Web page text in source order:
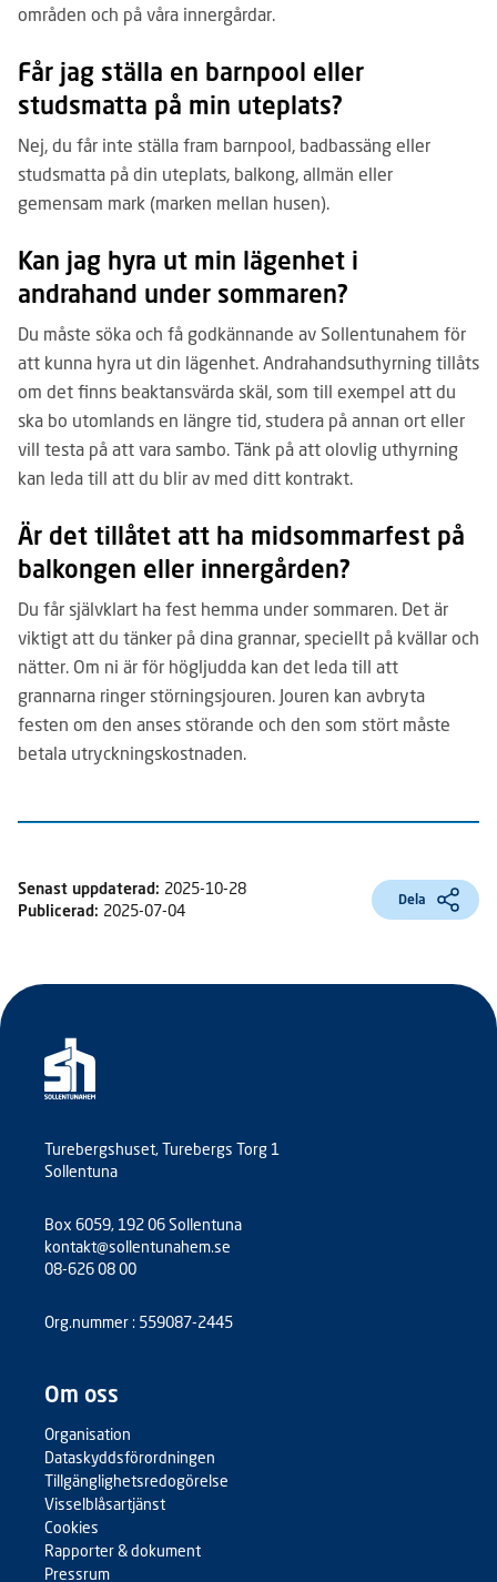
områden och på våra innergårdar.
Får jag ställa en barnpool eller
studsmatta på min uteplats?
Nej, du får inte ställa fram barnpool, badbassäng eller
studsmatta på din ute­plats, balkong, allmän eller
gemensam mark (marken mellan husen).
Kan jag hyra ut min lägenhet i
andrahand under sommaren?
Du måste söka och få godkännande av Sollentunahem för
att kunna hyra ut din lägenhet. Andrahandsuthyrning tillåts
om det finns beaktansvärda skäl, som till exempel att du
ska bo utomlands en längre tid, studera på annan ort eller
vill testa på att vara sambo. Tänk på att olovlig uthyrning
kan leda till att du blir av med ditt kontrakt.
Är det tillåtet att ha midsommar­fest på
balkongen eller innergården?
Du får självklart ha fest hemma under sommaren. Det är
viktigt att du tänker på dina grannar, speciellt på kvällar och
nätter. Om ni är för högljudda kan det leda till att
grannarna ringer störningsjouren. Jouren kan avbryta
festen om den anses störande och den som stört måste
betala utryckningskostnaden.
Senast uppdaterad: 2025-10-28
Publicerad: 2025-07-04
Dela
Turebergshuset, Turebergs Torg 1
Sollentuna
Box 6059, 192 06 Sollentuna
kontakt@sollentunahem.se
08-626 08 00
Org.nummer : 559087-2445
Om oss
Organisation
Dataskyddsförordningen
Tillgänglighetsredogörelse
Visselblåsartjänst
Cookies
Rapporter & dokument
Pressrum